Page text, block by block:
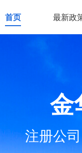
首页 最新政
金
注册公